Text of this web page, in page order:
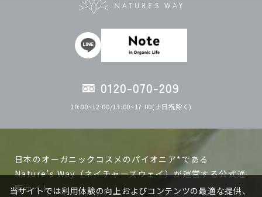
0120-070-209
10:00~12:00/13:00~17:00(土日祝除く)
日本のオーガニックコスメのパイオニア*である
Nature’s Way（ネイチャーズウェイ）が運営する公式通
販サイト。
当サイトでは利用体験の向上およびコンテンツの最適な提供、